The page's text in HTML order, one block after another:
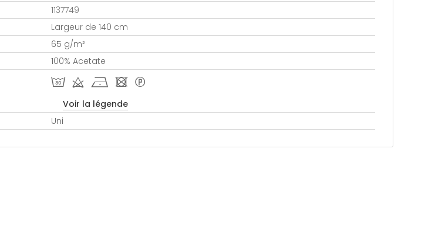
1137749
Largeur de 140 cm
65 g/m²
100% Acetate
T d h - *
Voir la légende
Uni